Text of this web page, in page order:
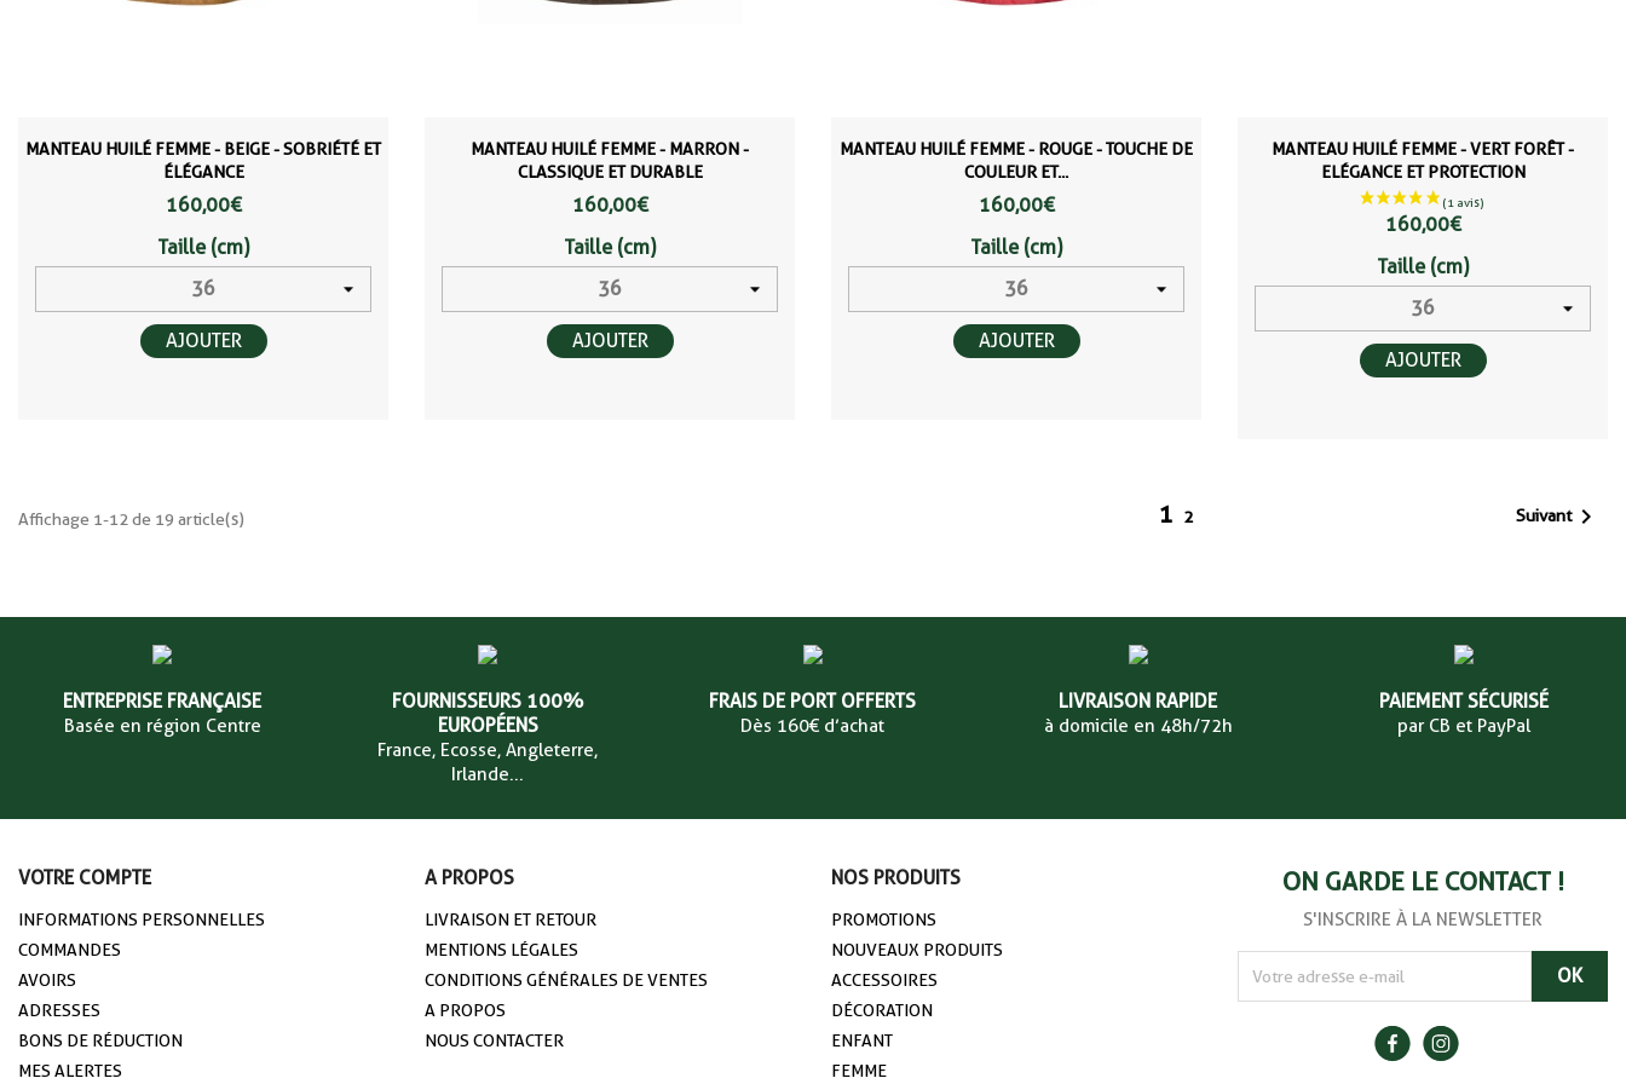
MANTEAU HUILÉ FEMME - BEIGE - SOBRIÉTÉ ET
ÉLÉGANCE
160,00 €
Taille (cm)
AJOUTER
MANTEAU HUILÉ FEMME - MARRON -
CLASSIQUE ET DURABLE
160,00 €
Taille (cm)
AJOUTER
MANTEAU HUILÉ FEMME - ROUGE - TOUCHE DE
COULEUR ET...
160,00 €
Taille (cm)
AJOUTER
MANTEAU HUILÉ FEMME - VERT FORÊT -
ELÉGANCE ET PROTECTION
160,00 €
Taille (cm)
AJOUTER
Affichage 1-12 de 19 article(s) 1 2 Suivant
ENTREPRISE FRANÇAISE
Basée en région Centre
FOURNISSEURS 100%
EUROPÉENS
France, Ecosse, Angleterre,
Irlande...
FRAIS DE PORT OFFERTS
Dès 160€ d’achat
LIVRAISON RAPIDE
à domicile en 48h/72h
PAIEMENT SÉCURISÉ
par CB et PayPal
VOTRE COMPTE
INFORMATIONS PERSONNELLES
COMMANDES
AVOIRS
ADRESSES
BONS DE RÉDUCTION
MES ALERTES
A PROPOS
LIVRAISON ET RETOUR
MENTIONS LÉGALES
CONDITIONS GÉNÉRALES DE VENTES
A PROPOS
NOUS CONTACTER
NOS PRODUITS
PROMOTIONS
NOUVEAUX PRODUITS
ACCESSOIRES
DÉCORATION
ENFANT
FEMME
ON GARDE LE CONTACT !
S'INSCRIRE À LA NEWSLETTER